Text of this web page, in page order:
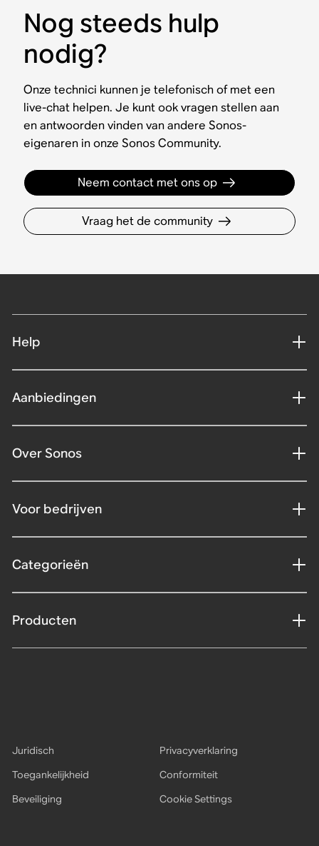
Nog steeds hulp
nodig?
Onze technici kunnen je telefonisch of met een
live-chat helpen. Je kunt ook vragen stellen aan
en antwoorden vinden van andere Sonos-
eigenaren in onze Sonos Community.
Neem contact met ons op
Vraag het de community
Help
Aanbiedingen
Over Sonos
Voor bedrijven
Categorieën
Producten
Juridisch
Privacyverklaring
Toegankelijkheid
Conformiteit
Beveiliging
Cookie Settings